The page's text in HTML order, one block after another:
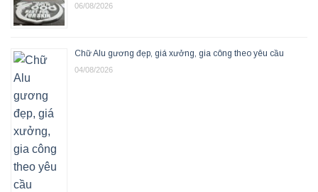
06/08/2026
Chữ Alu gương đẹp, giá xưởng, gia công theo yêu cầu
04/08/2026